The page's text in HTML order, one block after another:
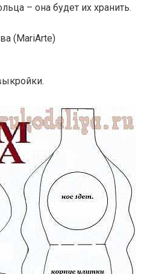
– она будет их хранить.
(MariArte)